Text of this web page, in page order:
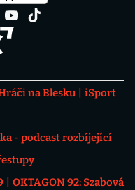
na Blesku
iSport
- podcast rozbíjející
OKTAGON 92: Szabová